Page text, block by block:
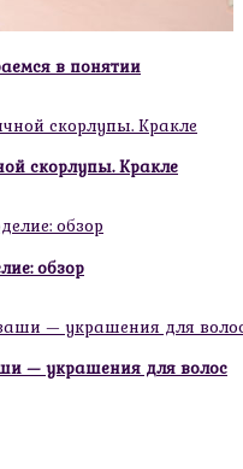
в понятии
скорлупы. Кракле
обзор
— украшения для волос